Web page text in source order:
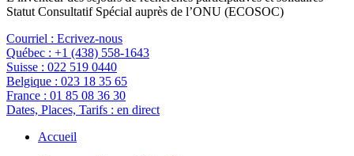
Statut Consultatif Spécial auprès de l’ONU (ECOSOC)
Courriel : Ecrivez-nous
Québec : +1 (438) 558-1643
Suisse : 022 519 0440
Belgique : 023 18 35 65
France : 01 85 08 36 30
Dates, Places, Tarifs : en direct
Accueil